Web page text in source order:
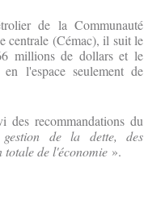
de la Communauté
centrale (Cémac), il suit le
millions de dollars et le
l'espace seulement de
des recommandations du
de la dette, des
totale de l'économie ».